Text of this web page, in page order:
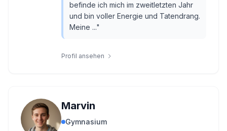
befinde ich mich im zweitletzten Jahr
und bin voller Energie und Tatendrang.
Meine ..."
Profil ansehen
Marvin
Gymnasium